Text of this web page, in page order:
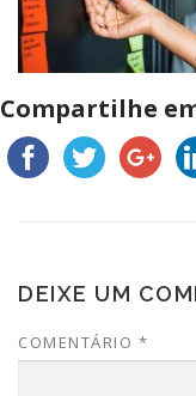
Compartilhe
DEIXE UM
COMENTÁRIO *